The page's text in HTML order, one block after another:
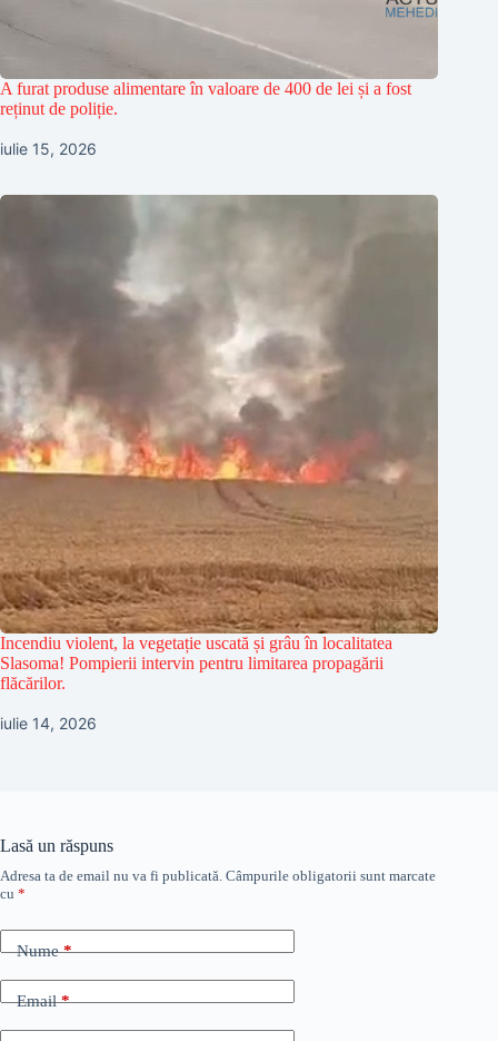
A furat produse alimentare în valoare de 400 de lei și a fost
reținut de poliție.
iulie 15, 2026
Incendiu violent, la vegetație uscată și grâu în localitatea
Slasoma! Pompierii intervin pentru limitarea propagării
flăcărilor.
iulie 14, 2026
Lasă un răspuns
Adresa ta de email nu va fi publicată. Câmpurile obligatorii sunt marcate
cu *
Nume*
Email*